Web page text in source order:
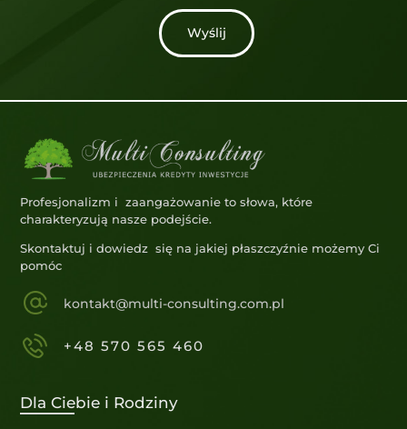
Wyślij
Profesjonalizm i zaangażowanie to słowa, które
charakteryzują nasze podejście.
Skontaktuj i dowiedz się na jakiej płaszczyźnie możemy Ci
pomóc
kontakt@multi-consulting.com.pl
+48 570 565 460
Dla Ciebie i Rodziny